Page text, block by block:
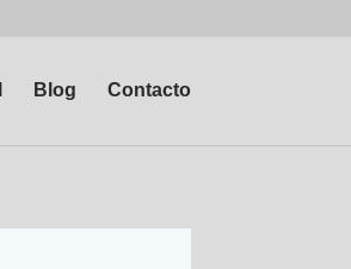
Blog Contacto